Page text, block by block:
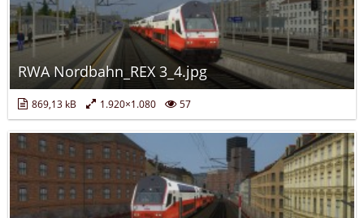
RWA Nordbahn_REX 3_4.jpg
869,13 kB 1.920×1.080 57